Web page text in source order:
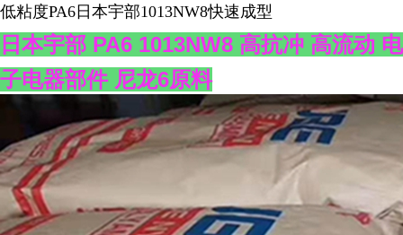
低粘度PA6日本宇部1013NW8快速成型
日本宇部 PA6 1013NW8 高抗冲 高流动 电
子电器部件 尼龙6原料